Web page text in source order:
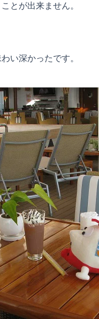
とが出来ません。
い深かったです。